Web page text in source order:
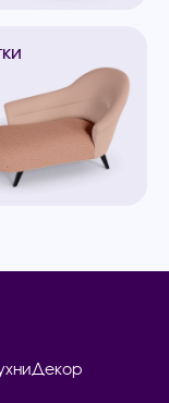
Декор